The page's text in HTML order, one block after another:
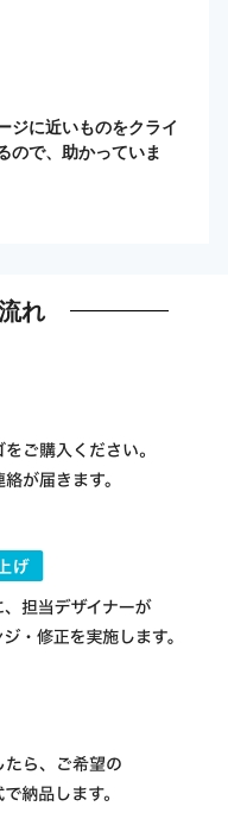
ジに近いものをクライ
ので、助かっていま
れ